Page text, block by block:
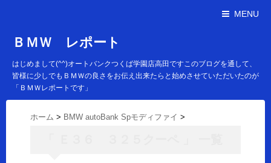
MENU
ＢＭＷ レポート
はじめまして(^^)オートバンクつくば学園店高田ですこのブログを通して、
皆様に少しでもＢＭＷの良さをお伝え出来たらと始めさせていただいたのが
「ＢＭＷレポートです」
ホーム > BMW autoBank Spモディファイ >